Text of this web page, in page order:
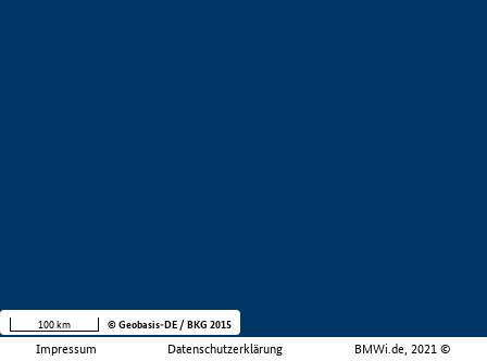
Impressum Datenschutzerklärung BMWi.de, 2021 ©
100 km © Geobasis-DE / BKG 2015